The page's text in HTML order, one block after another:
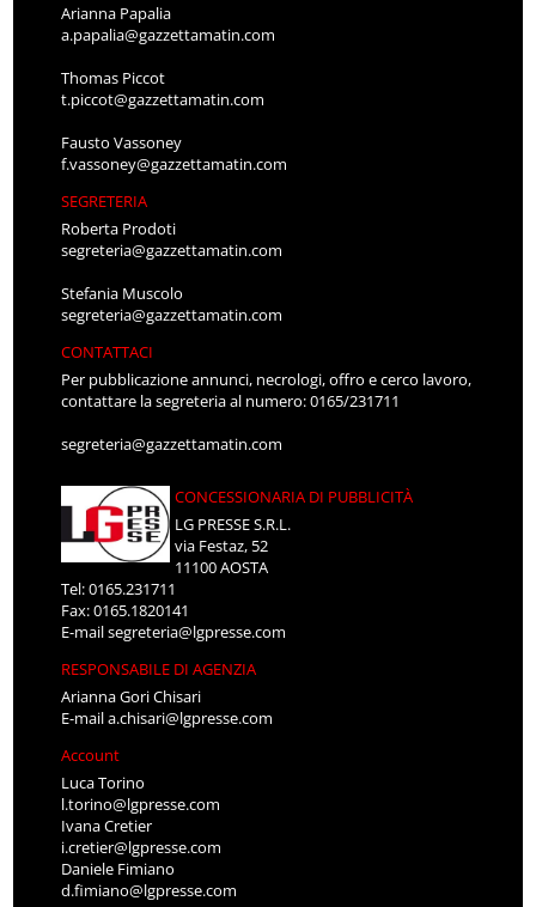
Arianna Papalia
a.papalia@gazzettamatin.com
Thomas Piccot
t.piccot@gazzettamatin.com
Fausto Vassoney
f.vassoney@gazzettamatin.com
SEGRETERIA
Roberta Prodoti
segreteria@gazzettamatin.com
Stefania Muscolo
segreteria@gazzettamatin.com
CONTATTACI
Per pubblicazione annunci, necrologi, offro e cerco lavoro,
contattare la segreteria al numero: 0165/231711
segreteria@gazzettamatin.com
CONCESSIONARIA DI PUBBLICITÀ
LG PRESSE S.R.L.
via Festaz, 52
11100 AOSTA
Tel: 0165.231711
Fax: 0165.1820141
E-mailsegreteria@lgpresse.com
RESPONSABILE DI AGENZIA
Arianna Gori Chisari
E-maila.chisari@lgpresse.com
Account
Luca Torino
l.torino@lgpresse.com
Ivana Cretier
i.cretier@lgpresse.com
Daniele Fimiano
d.fimiano@lgpresse.com